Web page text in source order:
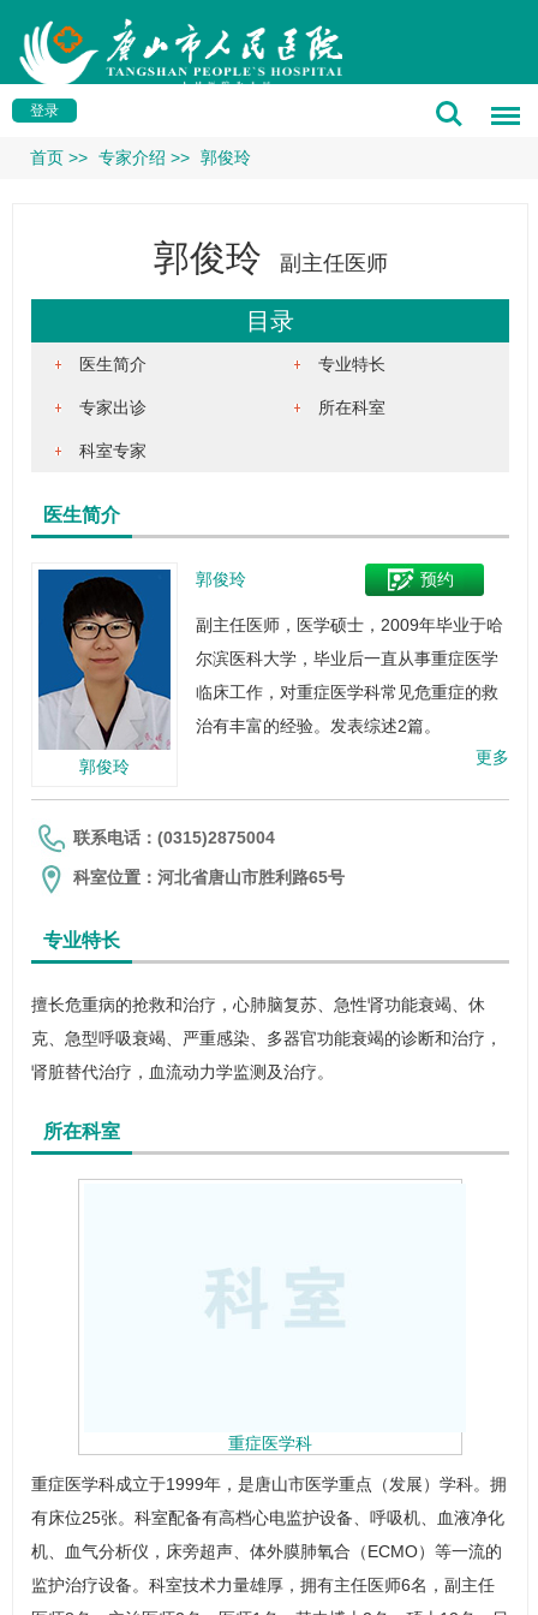
登录
首页 >> 专家介绍 >> 郭俊玲
郭俊玲 副主任医师
目录
医生简介 专业特长
专家出诊 所在科室
科室专家
医生简介
郭俊玲
预约
郭俊玲
副主任医师，医学硕士，2009年毕业于哈
尔滨医科大学，毕业后一直从事重症医学
临床工作，对重症医学科常见危重症的救
治有丰富的经验。发表综述2篇。
更多
联系电话：(0315)2875004
科室位置：河北省唐山市胜利路65号
专业特长
擅长危重病的抢救和治疗，心肺脑复苏、急性肾功能衰竭、休
克、急型呼吸衰竭、严重感染、多器官功能衰竭的诊断和治疗，
肾脏替代治疗，血流动力学监测及治疗。
所在科室
重症医学科
重症医学科成立于1999年，是唐山市医学重点（发展）学科。拥
有床位25张。科室配备有高档心电监护设备、呼吸机、血液净化
机、血气分析仪，床旁超声、体外膜肺氧合（ECMO）等一流的
监护治疗设备。科室技术力量雄厚，拥有主任医师6名，副主任